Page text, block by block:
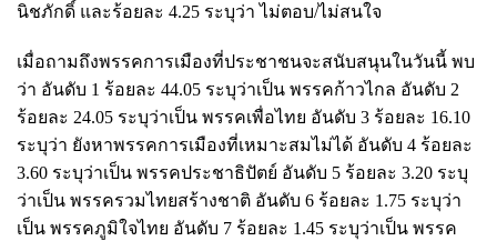
นิชภักดิ์ และร้อยละ 4.25 ระบุว่า ไม่ตอบ/ไม่สนใจ
เมื่อถามถึงพรรคการเมืองที่ประชาชนจะสนับสนุนในวันนี้ พบ
ว่า อันดับ 1 ร้อยละ 44.05 ระบุว่าเป็น พรรคก้าวไกล อันดับ 2
ร้อยละ 24.05 ระบุว่าเป็น พรรคเพื่อไทย อันดับ 3 ร้อยละ 16.10
ระบุว่า ยังหาพรรคการเมืองที่เหมาะสมไม่ได้ อันดับ 4 ร้อยละ
3.60 ระบุว่าเป็น พรรคประชาธิปัตย์ อันดับ 5 ร้อยละ 3.20 ระบุ
ว่าเป็น พรรครวมไทยสร้างชาติ อันดับ 6 ร้อยละ 1.75 ระบุว่า
เป็น พรรคภูมิใจไทย อันดับ 7 ร้อยละ 1.45 ระบุว่าเป็น พรรค